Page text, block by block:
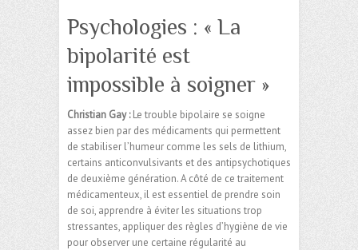
Psychologies : « La
bipolarité est
impossible à soigner »
Christian Gay :Le trouble bipolaire se soigne
assez bien par des médicaments qui permettent
de stabiliser l’humeur comme les sels de lithium,
certains anticonvulsivants et des antipsychotiques
de deuxième génération. A côté de ce traitement
médicamenteux, il est essentiel de prendre soin
de soi, apprendre à éviter les situations trop
stressantes, appliquer des règles d’hygiène de vie
pour observer une certaine régularité au